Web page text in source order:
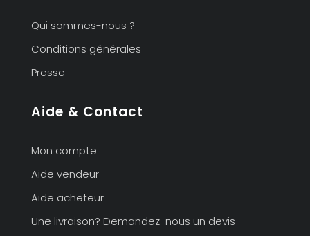
Qui sommes-nous ?
Conditions générales
Presse
Aide & Contact
Mon compte
Aide vendeur
Aide acheteur
Une livraison? Demandez-nous un devis